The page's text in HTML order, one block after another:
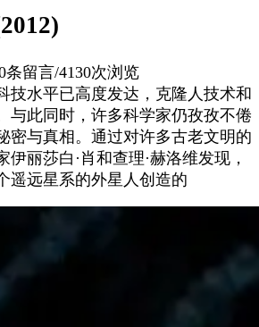
条留言/4130次浏览
技水平已高度发达，克隆人技术和
与此同时，许多科学家仍孜孜不倦
密与真相。通过对许多古老文明的
丽莎白·肖和查理·赫洛维发现，
遥远星系的外星人创造的